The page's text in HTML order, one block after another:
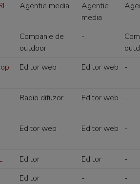
Agentie media
Agentie
media
Companie de
outdoor
-
Editor web Editor web -
Radio difuzor Editor web -
Editor web Editor web -
Editor Editor -
Editor - -